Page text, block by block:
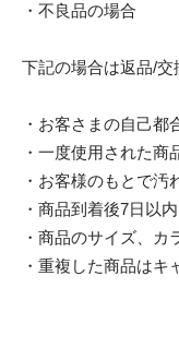
・不良品の場合
下記の場合は返品/交
・お客さまの自己
・一度使用された商
・お客様のもとで汚
・商品到着後7日以
・商品のサイズ、カ
・重複した商品はキ